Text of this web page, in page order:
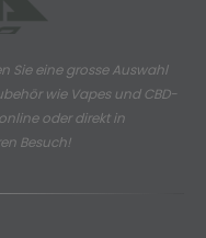
Sie eine grosse Auswahl
wie Vapes und CBD-
oder direkt in
Besuch!